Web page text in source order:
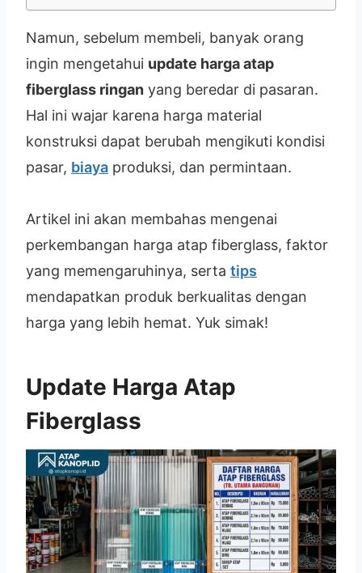
Namun, sebelum membeli, banyak orang
ingin mengetahui update harga atap
fiberglass ringan yang beredar di pasaran.
Hal ini wajar karena harga material
konstruksi dapat berubah mengikuti kondisi
pasar, biaya produksi, dan permintaan.
Artikel ini akan membahas mengenai
perkembangan harga atap fiberglass, faktor
yang memengaruhinya, serta tips
mendapatkan produk berkualitas dengan
harga yang lebih hemat. Yuk simak!
Update Harga Atap
Fiberglass